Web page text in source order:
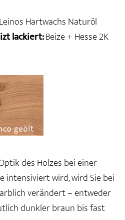
Leinos Hartwachs Naturöl
lackiert:Beize + Hesse 2K
des Holzes bei einer
intensiviert wird, wird Sie bei
verändert – entweder
dunkler braun bis fast